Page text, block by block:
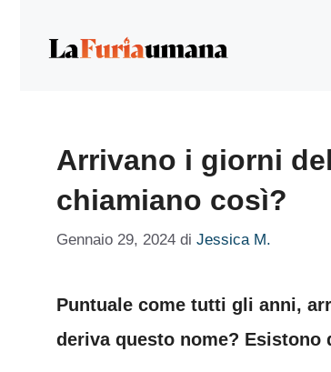
Arrivano i giorni
chiamiano così?
Gennaio 29, 2024 di Jessica M.
Puntuale come tutti gli anni,
deriva questo nome? Esistono